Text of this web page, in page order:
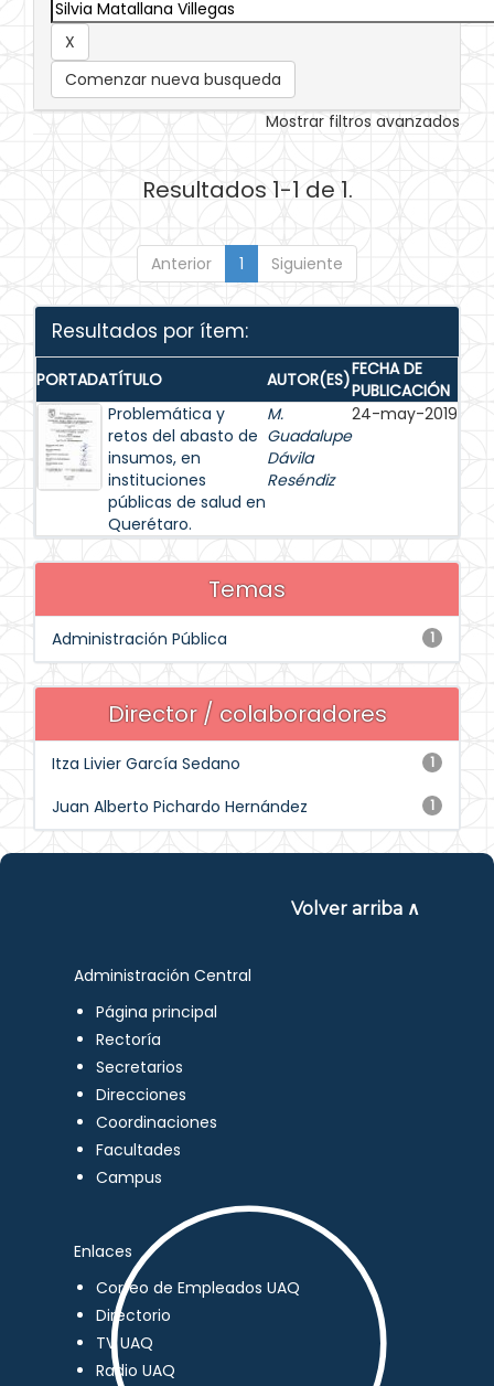
Comenzar nueva busqueda
Mostrar filtros avanzados
Resultados 1-1 de 1.
Anterior 1 Siguiente
Resultados por ítem:
PORTADATÍTULO AUTOR(ES)FECHA DE
PUBLICACIÓN
Problemática y
retos del abasto de
insumos, en
instituciones
públicas de salud en
Querétaro.
M.
Guadalupe
Dávila
Reséndiz
24-may-2019
Temas
1
Administración Pública
Director / colaboradores
1
Itza Livier García Sedano
1
Juan Alberto Pichardo Hernández
Volver arriba ∧
Administración Central
Página principal
Rectoría
Secretarios
Direcciones
Coordinaciones
Facultades
Campus
Enlaces
Correo de Empleados UAQ
Directorio
TV UAQ
Radio UAQ